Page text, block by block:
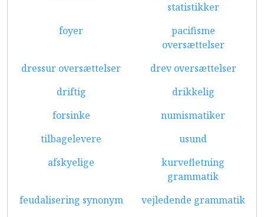
statistikker
foyer
pacifisme
oversættelser
dressur oversættelser
drev oversættelser
driftig
drikkelig
forsinke
numismatiker
tilbagelevere
usund
afskyelige
kurvefletning
grammatik
feudalisering synonym
vejledende grammatik